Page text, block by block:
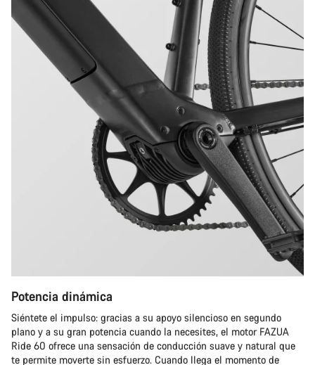
Potencia dinámica
Siéntete el impulso: gracias a su apoyo silencioso en segundo
plano y a su gran potencia cuando la necesites, el motor FAZUA
Ride 60 ofrece una sensación de conducción suave y natural que
te permite moverte sin esfuerzo. Cuando llega el momento de